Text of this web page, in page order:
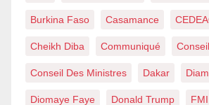
Burkina Faso Casamance
Cheikh Diba Communiqué Conseil
Conseil Des Ministres Dakar
Diomaye Faye Donald Trump FMI